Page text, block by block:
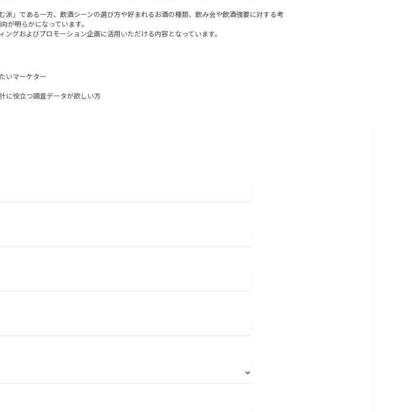
派」である一方、飲酒シーンの選び方や好まれるお酒の種類、飲み会や飲酒強要に対する考
が明らかになっています。
グおよびプロモーション企画に活用いただける内容となっています。
いマーケター
に役立つ調査データが欲しい方